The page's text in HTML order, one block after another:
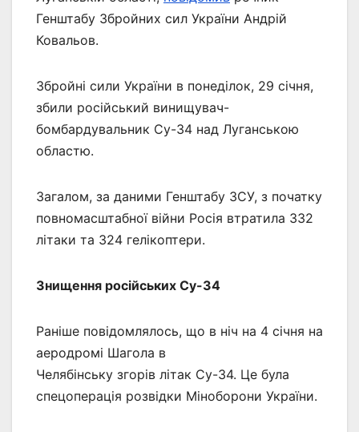
Генштабу Збройних сил України Андрій
Ковальов.
Збройні сили України в понеділок, 29 січня,
збили російський винищувач-
бомбардувальник Су-34 над Луганською
областю.
Загалом, за даними Генштабу ЗСУ, з початку
повномасштабної війни Росія втратила 332
літаки та 324 гелікоптери.
Знищення російських Су-34
Раніше повідомлялось, що в ніч на 4 січня на
аеродромі Шагола в
Челябінську згорів літак Су-34. Це була
спецоперація розвідки Міноборони України.